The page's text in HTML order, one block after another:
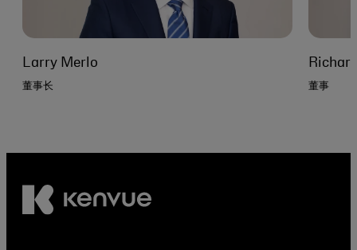
Larry Merlo
董事长 董事